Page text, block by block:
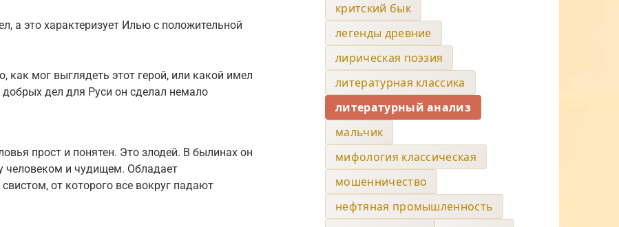
а это характеризует Илью с положительной
как мог выглядеть этот герой, или какой имел
дел для Руси он сделал немало
прост и понятен. Это злодей. В былинах он
человеком и чудищем. Обладает
от которого все вокруг падают
критский бык
легенды древние
лирическая поэзия
литературная классика
литературный анализ
мальчик
мифология классическая
мошенничество
нефтяная промышленность